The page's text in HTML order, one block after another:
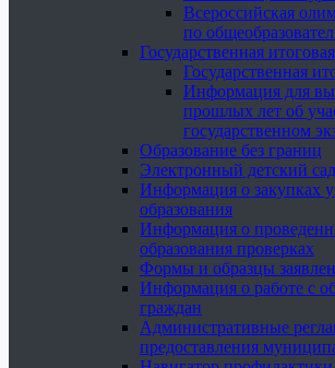
Всероссийская
по
Государственная
Государственная
Информация для
прошлых лет об
государственном
Образование без границ
Электронный детский сад
Информация о закупках
образования
Информация о
образования проверках
Формы и образцы
Информация о работе с
граждан
Административные
предоставления